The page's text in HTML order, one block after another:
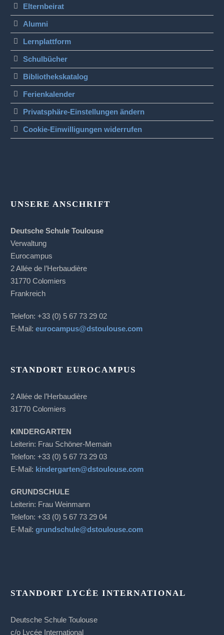
Elternbeirat
Alumni
Lernplattform
Schulbücher
Bibliothekskatalog
Ferienkalender
Privatsphäre-Einstellungen ändern
Cookie-Einwilligungen widerrufen
UNSERE ANSCHRIFT
Deutsche Schule Toulouse
Verwaltung
Eurocampus
2 Allée de l’Herbaudière
31770 Colomiers
Frankreich
Telefon: +33 (0) 5 67 73 29 02
E-Mail:eurocampus@dstoulouse.com
STANDORT EUROCAMPUS
2 Allée de l’Herbaudière
31770 Colomiers
KINDERGARTEN
Leiterin: Frau Schöner-Memain
Telefon: +33 (0) 5 67 73 29 03
E-Mail: kindergarten@dstoulouse.com
GRUNDSCHULE
Leiterin: Frau Weinmann
Telefon: +33 (0) 5 67 73 29 04
E-Mail:grundschule@dstoulouse.com
STANDORT LYCÉE INTERNATIONAL
Deutsche Schule Toulouse
c/o Lycée International